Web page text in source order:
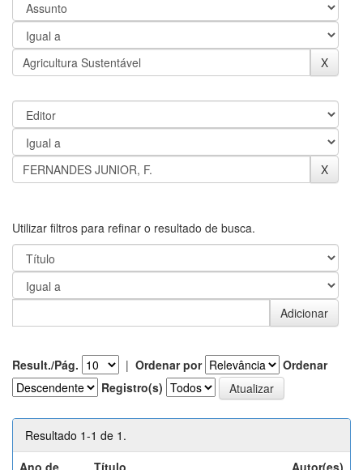
Utilizar filtros para refinar o resultado de busca.
Result./Pág. | Ordenar por
Ordenar
Registro(s)
Resultado 1-1 de 1.
Ano de
Título Autor(es)